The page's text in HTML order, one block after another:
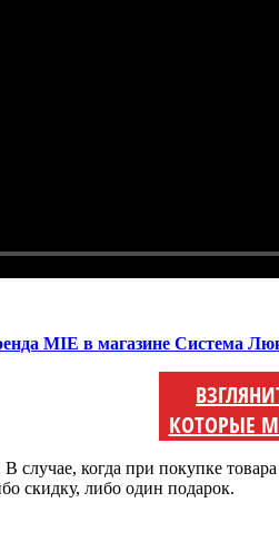
MIE в магазине Система
КОТОРЫЕ
случае, когда при покупке
скидку, либо один подарок.